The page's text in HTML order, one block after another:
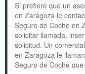
Si prefiere que un
en Zaragoza le
Seguro de Coche en
solicitar llamada,
solicitud. Un
en Zaragoza le
Seguro de Coche